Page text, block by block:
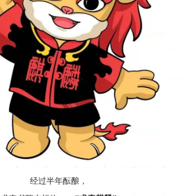
经过半年酝酿，